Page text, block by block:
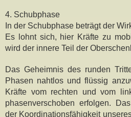
4. Schubphase
In der Schubphase beträgt der
Es lohnt sich, hier Kräfte zu
wird der innere Teil der
Das Geheimnis des runden
Phasen nahtlos und flüssig
Kräfte vom rechten und vom
phasenverschoben erfolgen.
der Koordinationsfähigkeit